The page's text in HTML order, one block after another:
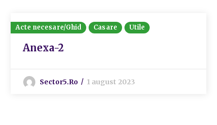
Acte necesare/Ghid Casare Utile
Anexa-2
Sector5.ro 1 august 2023